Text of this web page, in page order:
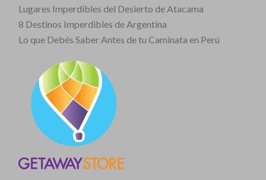
Lugares Imperdibles del Desierto de Atacama
8 Destinos Imperdibles de Argentina
Lo que Debés Saber Antes de tu Caminata en Perú